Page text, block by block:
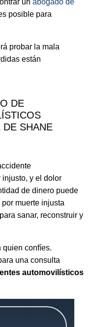
un abogado de
posible para
probar la mala
están
DE
DE SHANE
y el dolor
de dinero puede
muerte injusta
sanar, reconstruir y
quien confíes.
una consulta
automovilísticos